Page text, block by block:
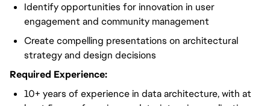
Identify opportunities for innovation in user
engagement and community management
Create compelling presentations on architectural
strategy and design decisions
Required Experience:
10+ years of experience in data architecture, with at